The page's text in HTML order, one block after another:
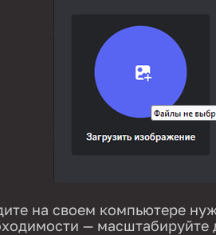
на своем компьютере
— масштабируйте